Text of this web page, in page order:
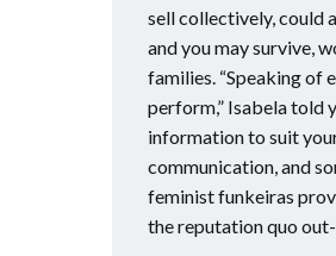
sell collectively, could
and you may survive,
families. “Speaking of
perform,” Isabela told
information to suit
communication, and
feminist funkeiras
the reputation quo